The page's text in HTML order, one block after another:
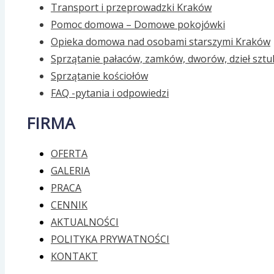
Transport i przeprowadzki Kraków
Pomoc domowa – Domowe pokojówki
Opieka domowa nad osobami starszymi Kraków
Sprzątanie pałaców, zamków, dworów, dzieł
Sprzątanie kościołów
FAQ -pytania i odpowiedzi
FIRMA
OFERTA
GALERIA
PRACA
CENNIK
AKTUALNOŚCI
POLITYKA PRYWATNOŚCI
KONTAKT